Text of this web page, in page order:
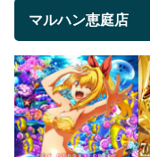
マルハン恵庭店